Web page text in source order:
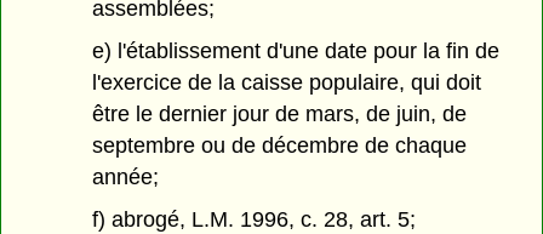
assemblées;
e) l'établissement d'une date pour la fin de
l'exercice de la caisse populaire, qui doit
être le dernier jour de mars, de juin, de
septembre ou de décembre de chaque
année;
f) abrogé, L.M. 1996, c. 28, art. 5;